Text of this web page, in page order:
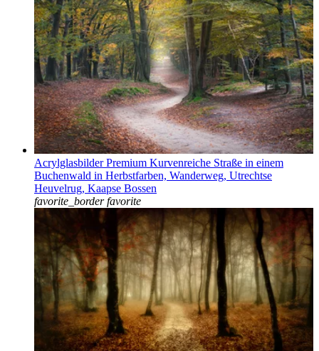
Acrylglasbilder Premium Kurvenreiche Straße in einem
Buchenwald in Herbstfarben, Wanderweg, Utrechtse
Heuvelrug, Kaapse Bossen
favorite_border favorite